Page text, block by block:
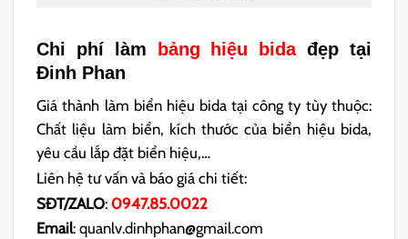
Chi phí làm bảng hiệu bidađẹp tại
Đinh Phan
Giá thành làm biển hiệu bida tại công ty tùy thuộc:
Chất liệu làm biển, kích thước của biển hiệu bida,
yêu cầu lắp đặt biển hiệu,…
Liên hệ tư vấn và báo giá chi tiết:
SĐT/ZALO: 0947.85.0022
Email: quanlv.dinhphan@gmail.com